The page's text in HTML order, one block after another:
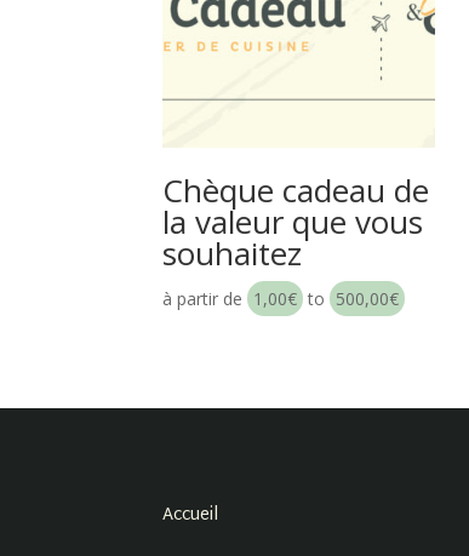
Chèque cadeau de
la valeur que vous
souhaitez
à partir de 1,00€ to 500,00€
Accueil